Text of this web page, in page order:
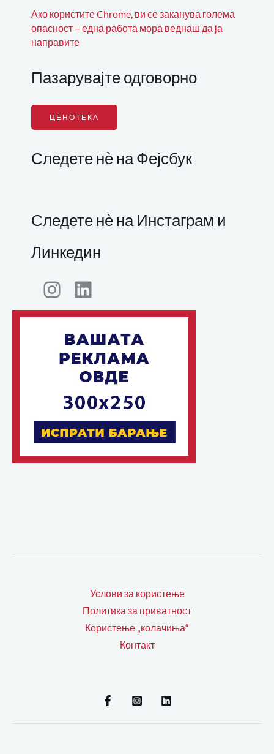
Ако користите Chrome, ви се заканува голема
опасност – една работа мора веднаш да ја
направите
Пазарувајте одговорно
ЦЕНОТЕКА
Следете нѐ на Фејсбук
Следете нѐ на Инстаграм и
Линкедин
Услови за користење
Политика за приватност
Користење „колачиња“
Контакт